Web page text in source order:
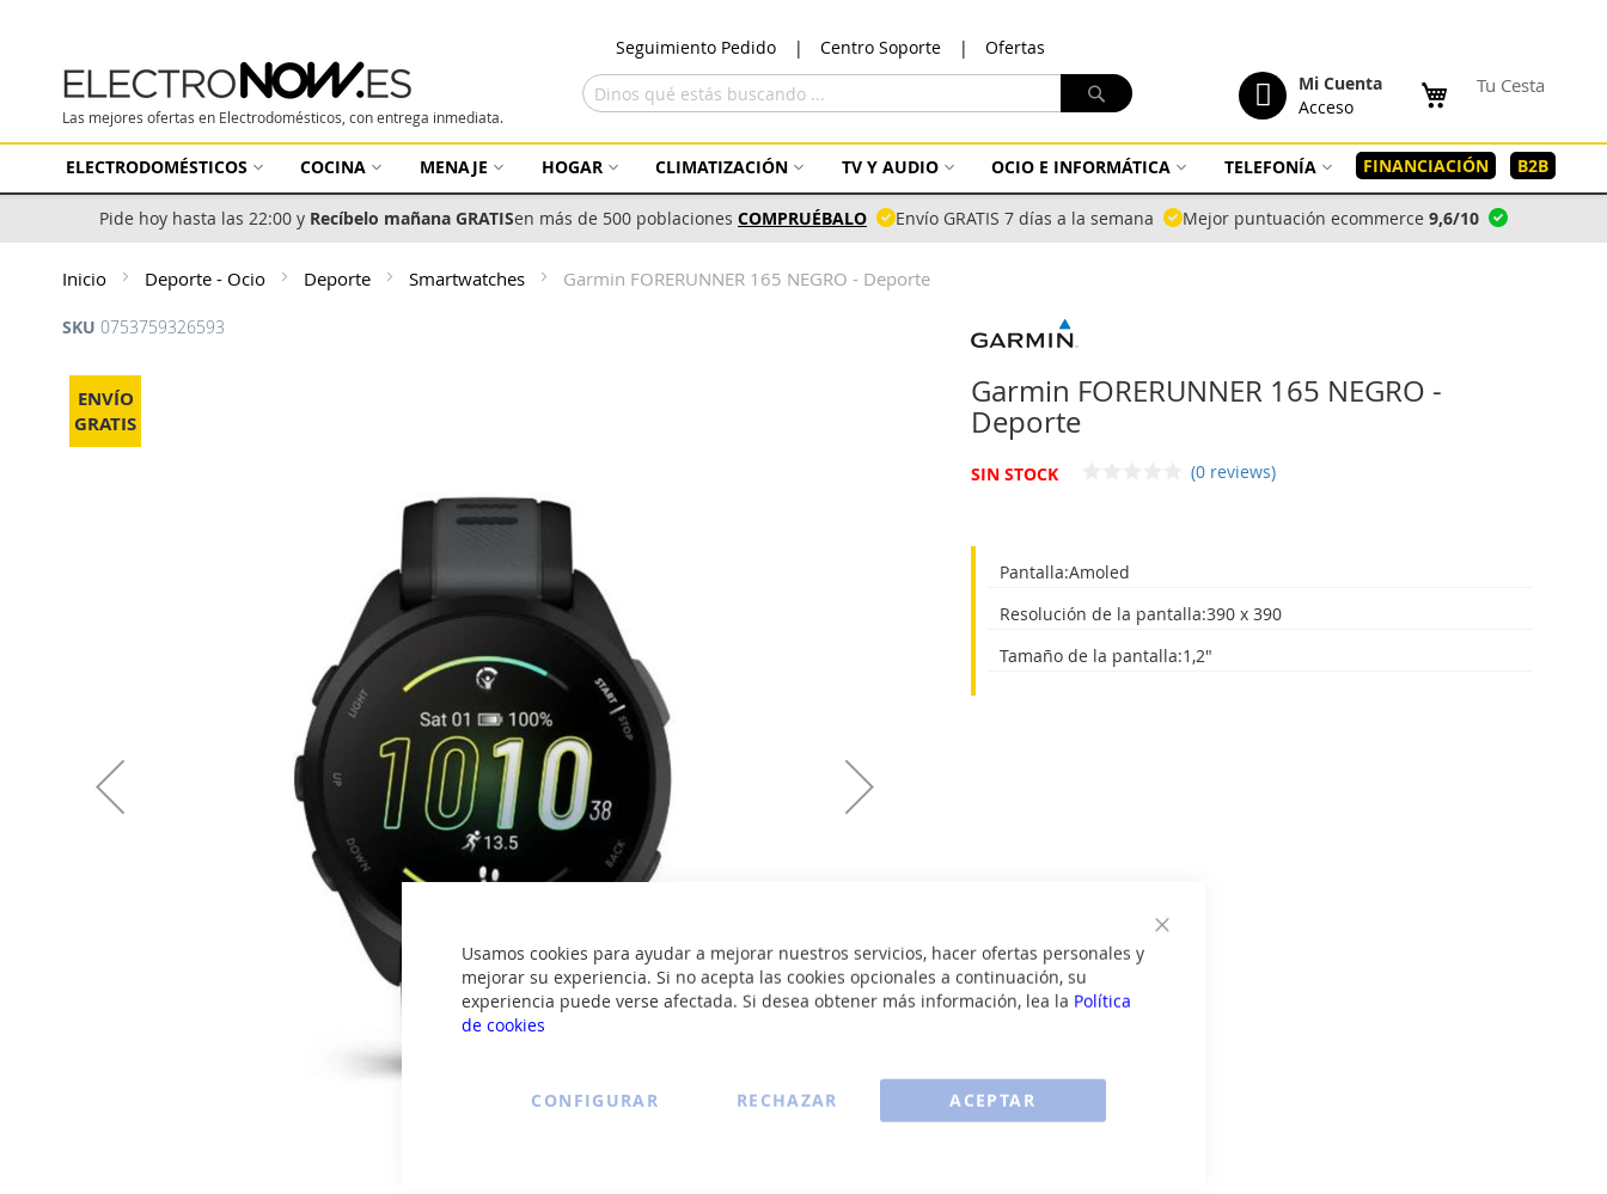
Usamos cookies para ayudar a mejorar nuestros servicios, hacer ofertas personales y
mejorar su experiencia. Si no acepta las cookies opcionales a continuación, su
experiencia puede verse afectada. Si desea obtener más información, lea la Política
de cookies
ACEPTAR
CONFIGURAR RECHAZAR
Seguimiento Pedido Centro Soporte Ofertas
contenido
Las mejores ofertas en Electrodomésticos, con entrega inmediata.
Tu Cesta
Mi Cuenta
Acceso
Buscar
ELECTRODOMÉSTICOS COCINA MENAJE HOGAR CLIMATIZACIÓN TV Y AUDIO OCIO E INFORMÁTICA TELEFONÍA FINANCIACIÓN B2B
Pide hoy hasta las 22:00 y Recíbelo mañana GRATISen más de 500 poblaciones COMPRUÉBALO Envío GRATIS 7 días a la semana Mejor puntuación ecommerce 9,6/10
Inicio Deporte - Ocio Deporte Smartwatches Garmin FORERUNNER 165 NEGRO - Deporte
Garmin FORERUNNER 165 NEGRO -
Deporte
SIN STOCK (0 reviews)
Pantalla:Amoled
Resolución de la pantalla:390 x 390
Tamaño de la pantalla:1,2"
ENVÍO
GRATIS
SKU 0753759326593
Saltar
final
de